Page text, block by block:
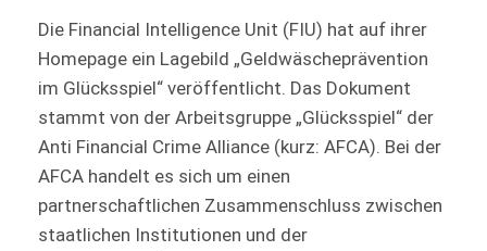
Die Financial Intelligence Unit (FIU) hat auf ihrer
Homepage ein Lagebild „Geldwäscheprävention
im Glücksspiel“ veröffentlicht. Das Dokument
stammt von der Arbeitsgruppe „Glücksspiel“ der
Anti Financial Crime Alliance (kurz: AFCA). Bei der
AFCA handelt es sich um einen
partnerschaftlichen Zusammenschluss zwischen
staatlichen Institutionen und der